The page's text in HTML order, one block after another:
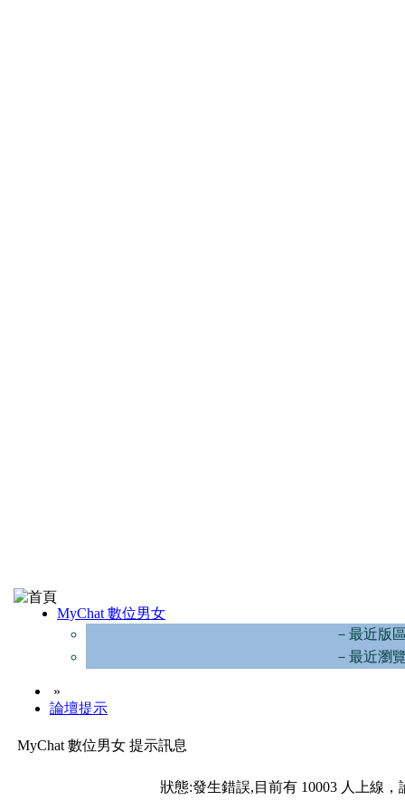
MyChat 數位男女
－最近版
－最近瀏
»
論壇提示
MyChat 數位男女 提示訊息
狀態:發生錯誤,目前有 10003 人上線